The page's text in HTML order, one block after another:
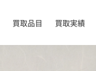
買取品目 買取実績